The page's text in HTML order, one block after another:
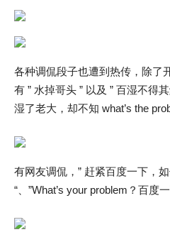
各种调侃段子也遭到热传，除了
有 ” 水掉哥头 ” 以及 ” 百湿不得
湿了老大，却不知 what’s the
有网友调侃，” 赶紧百度一下，
“、”What’s your problem？百度